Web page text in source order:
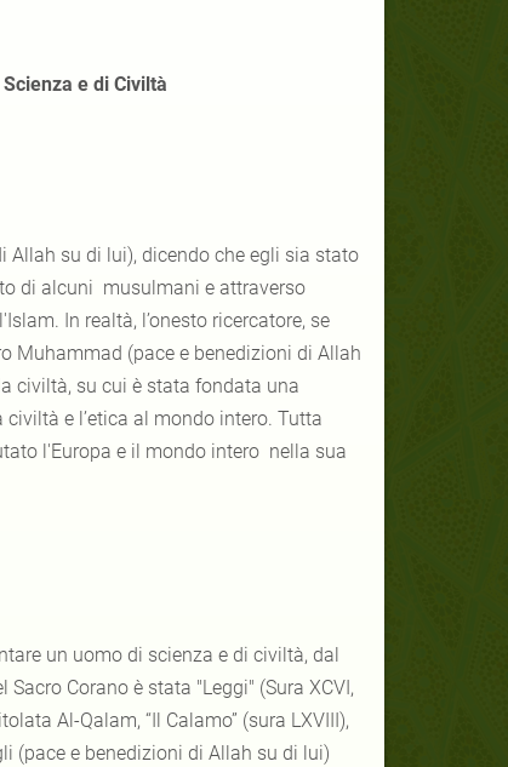
e di Civiltà
Allah su di lui), dicendo che egli sia stato
di alcuni musulmani e attraverso
In realtà, l’onesto ricercatore, se
Muhammad (pace e benedizioni di Allah
civiltà, su cui è stata fondata una
e l’etica al mondo intero. Tutta
l'Europa e il mondo intero nella sua
un uomo di scienza e di civiltà, dal
Corano è stata "Leggi" (Sura XCVI,
Al-Qalam, “Il Calamo” (sura LXVIII),
(pace e benedizioni di Allah su di lui)